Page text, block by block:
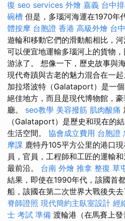
復 seo services 外燴 嘉義 台中
碗槽 但是，多瑙河海運在1970年
體按摩 台胞證 香港 高級外燴 台
遊輪和移動它們的滑動船相比，
可以便宜地運輸多瑙河上的貨物
游泳了。 想像一下，歷史故事與
現代奇蹟與古老的魅力混合在一起
加拉塔波特（Galataport）是一
絕佳地方，而且是現代博物館，
廳。 seo教學 美容撥筋 肌肉酸痛
（Galataport）是歷史和現在的
生活空間。 協會成立費用 台胞證
摩課 鹿特丹105平方公里的港口
員，官員，工程師和工匠的運輸
最前沿。 台南 外燴 推拿 整復 草
結果，即使在1990年代，該國首
船，該國在第二次世界大戰後失去
脊師證照 現代簡約主臥室設計 經
士 考試 準備 渡輪港（在馬賽上